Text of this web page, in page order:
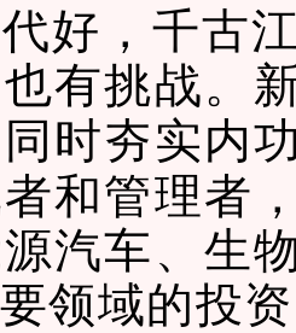
好， 千古
有挑战。
时夯实内
和管理者
汽车、生
领域的投